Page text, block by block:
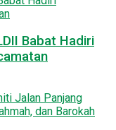
Babat Hadiri